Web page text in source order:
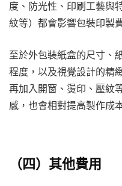
度、防光性、印刷工藝與
紋等）都會影響包裝印製
至於外包裝紙盒的尺寸、
程度，以及視覺設計的精
再加入開窗、燙印、壓紋
感，也會相對提高製作成
（四）其他費用